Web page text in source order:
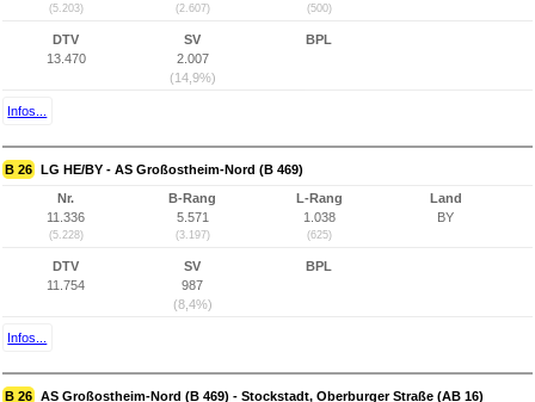
(5.203) (2.607) (500)
DTV
13.470
SV
2.007
(14,9%)
BPL
Infos...
B 26 LG HE/BY - AS Großostheim-Nord (B 469)
Nr.
11.336
(5.228)
B-Rang
5.571
(3.197)
L-Rang
1.038
(625)
Land
BY
DTV
11.754
SV
987
(8,4%)
BPL
Infos...
B 26 AS Großostheim-Nord (B 469) - Stockstadt, Oberburger Straße (AB 16)